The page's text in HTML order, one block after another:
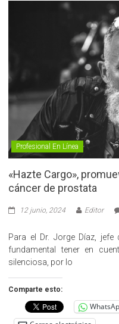
Profesional En Línea
«Hazte Cargo»,
cáncer de prostata
12 junio, 2024 Editor
Para el Dr. Jorge Díaz,
fundamental tener en
silenciosa, por lo
Comparte esto: